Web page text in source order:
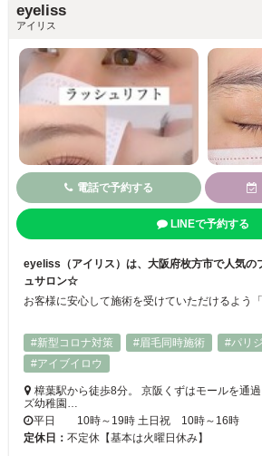
eyeliss
アイリス
電話で予約する
LINEで予約する
eyeliss（アイリス）は、大阪府枚方市で人気の
ュサロン☆
#新型コロナ対策
#眉毛同時施術 #パリ
#アイブイロウ
樟葉駅から徒歩8分。 京阪くずはモールを通
ズ幼稚園…
平日 10時～19時 土日祝 10時～16時
定休日： 不定休【基本は火曜日休み】